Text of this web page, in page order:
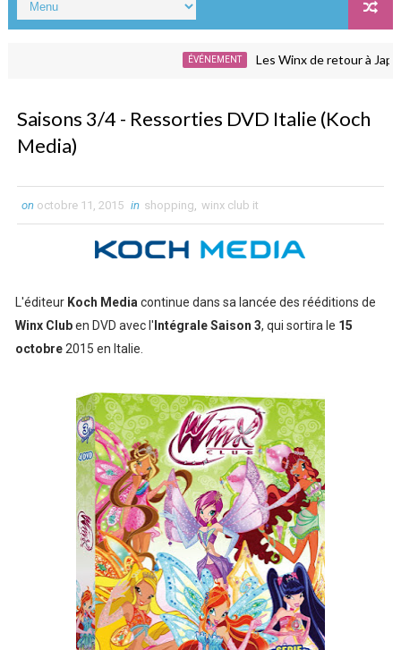
ÉVÉNEMENT Les Winx de retour à Japan
Saisons 3/4 - Ressorties DVD Italie (Koch
Media)
on octobre 11, 2015 in shopping winx club it
L'éditeur Koch Media continue dans sa lancée des rééditions de
Winx Cluben DVD avec l' Intégrale Saison 3, qui sortira le 15
octobre2015 en Italie.